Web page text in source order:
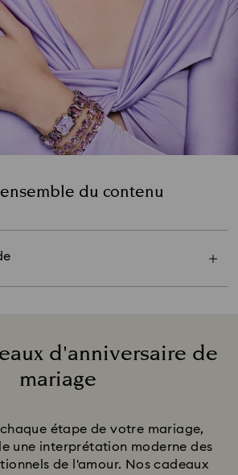
du contenu
ou de laine
d'aluminium
d'anniversaire de
mariage
étape de votre mariage,
une interprétation moderne des
de l'amour. Nos cadeaux